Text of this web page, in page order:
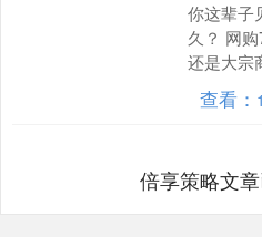
你这辈子
久？ 网
还是大宗
了全世
小时，约
查看：
倍享策略文